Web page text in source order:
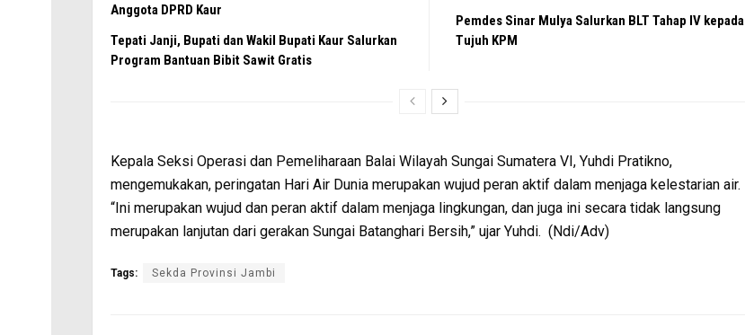
Anggota DPRD Kaur
Tepati Janji, Bupati dan Wakil Bupati Kaur Salurkan
Program Bantuan Bibit Sawit Gratis
Pemdes Sinar Mulya Salurkan BLT Tahap IV kepada
Tujuh KPM
Kepala Seksi Operasi dan Pemeliharaan Balai Wilayah Sungai Sumatera VI, Yuhdi Pratikno,
mengemukakan, peringatan Hari Air Dunia merupakan wujud peran aktif dalam menjaga kelestarian air.
“Ini merupakan wujud dan peran aktif dalam menjaga lingkungan, dan juga ini secara tidak langsung
merupakan lanjutan dari gerakan Sungai Batanghari Bersih,” ujar Yuhdi. (Ndi/Adv)
Tags: Sekda Provinsi Jambi